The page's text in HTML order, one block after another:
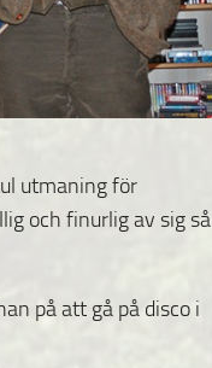
utmaning för
och finurlig av sig så
på att gå på disco i